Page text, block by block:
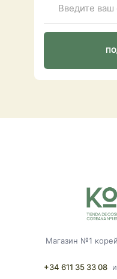
Магазин №1
+34 611 35 33 08